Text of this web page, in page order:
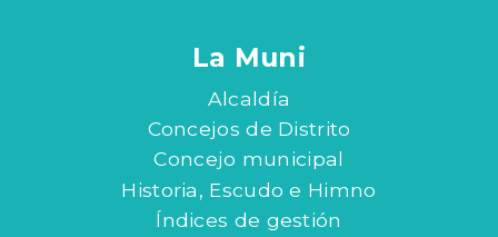
La Muni
Alcaldía
Concejos de Distrito
Concejo municipal
Historia, Escudo e Himno
Índices de gestión